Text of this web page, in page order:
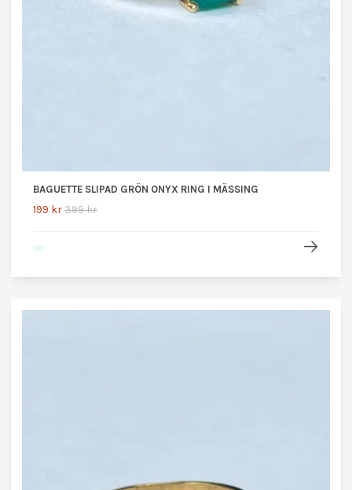
BAGUETTE SLIPAD GRÖN ONYX RING I MÄSSING
199 kr399 kr